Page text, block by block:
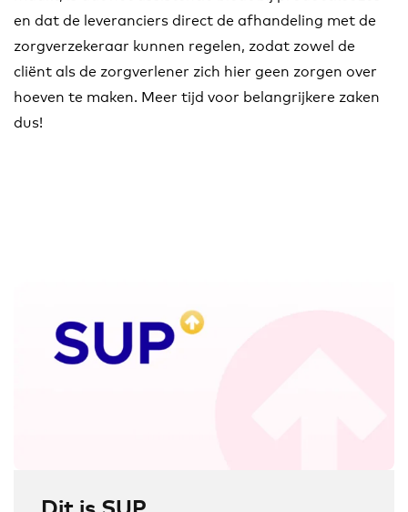
en dat de leveranciers direct de afhandeling met de
zorgverzekeraar kunnen regelen, zodat zowel de
cliënt als de zorgverlener zich hier geen zorgen over
hoeven te maken. Meer tijd voor belangrijkere zaken
dus!
Dit is SUP